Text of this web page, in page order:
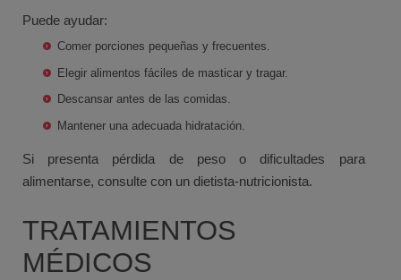
Puede ayudar:
Comer porciones pequeñas y frecuentes.
Elegir alimentos fáciles de masticar y tragar.
Descansar antes de las comidas.
Mantener una adecuada hidratación.
Si presenta pérdida de peso o dificultades para
alimentarse, consulte con un dietista-nutricionista.
TRATAMIENTOS
MÉDICOS